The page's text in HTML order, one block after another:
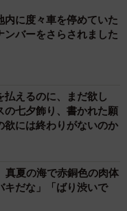
いている時が最高に
たいな感じで
、自分より大切な存
内に度々車を停めていた
バーをさらされました
払えるのに、まだ欲し
の七夕飾り、書かれた願
には終わりがないのか
夏の海で赤銅色の肉体
だな」「ばり渋いで